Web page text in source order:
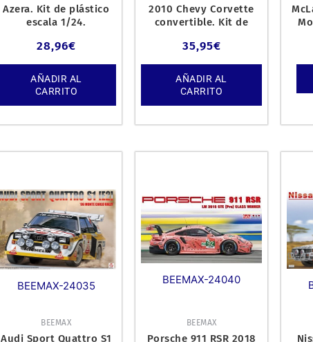
Azera. Kit de plástico
escala 1/24.
28,96€
AÑADIR AL
CARRITO
2010 Chevy Corvette
convertible. Kit de
35,95€
AÑADIR AL
CARRITO
BEEMAX-24035
BEEMAX
Audi Sport Quattro S1
BEEMAX-24040
BEEMAX
Porsche 911 RSR 2018